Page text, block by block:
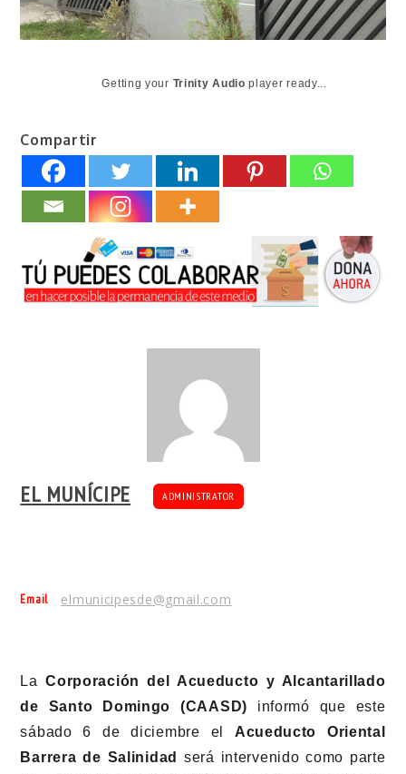
Getting your Trinity Audio player ready...
Compartir
EL MUNÍCIPE ADMINISTRATOR
Email elmunicipesde@gmail.com
LaCorporación del Acueducto y Alcantarillado
de Santo Domingo (CAASD) informó que este
sábado 6 de diciembre el Acueducto Oriental
Barrera de Salinidad
será intervenido como parte